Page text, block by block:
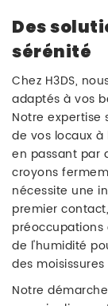
Des
sérénité
Chez H3DS,
adaptés à vos
Notre
de vos locaux
en passant par
croyons
nécessite une
premier
de l'humidité
des
Notre